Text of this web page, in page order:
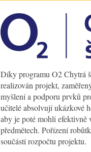
Díky programu O2 Chytrá
realizován projekt,
myšlení a podporu prvků
učitelé absolvují ukázkové
aby je poté mohli efektivně
předmětech. Pořízení
součástí rozpočtu projektu.